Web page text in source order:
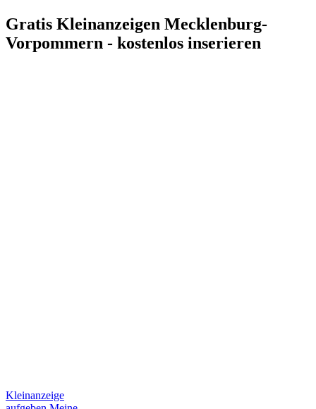
Gratis Kleinanzeigen Mecklenburg-
Vorpommern - kostenlos inserieren
Kleinanzeige